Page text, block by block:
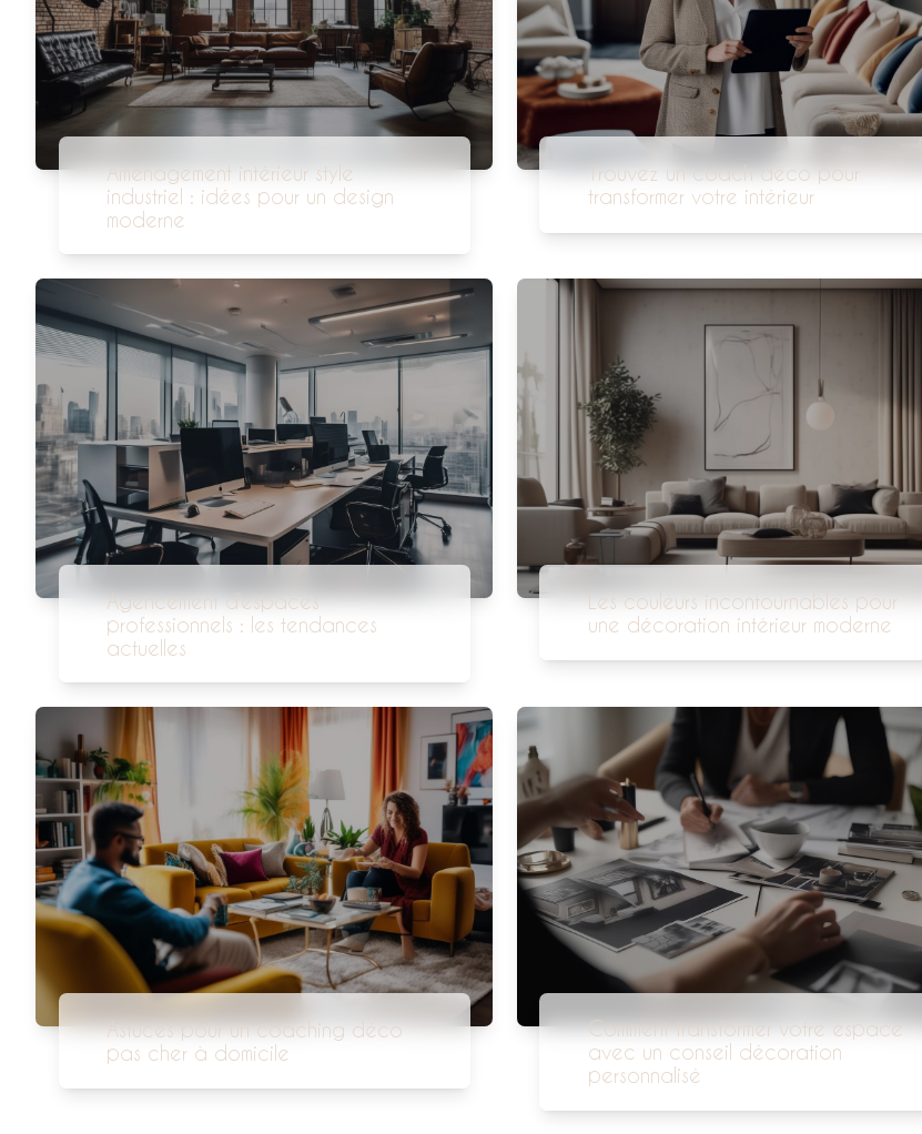
Aménagement intérieur style
industriel : idées pour un design
moderne
Trouvez un coach déco pour
transformer votre intérieur
Agencement d’espaces
professionnels : les tendances
actuelles
Les couleurs incontournables pour
une décoration intérieur moderne
Astuces pour un coaching déco
pas cher à domicile
Comment transformer votre espace
avec un conseil décoration
personnalisé